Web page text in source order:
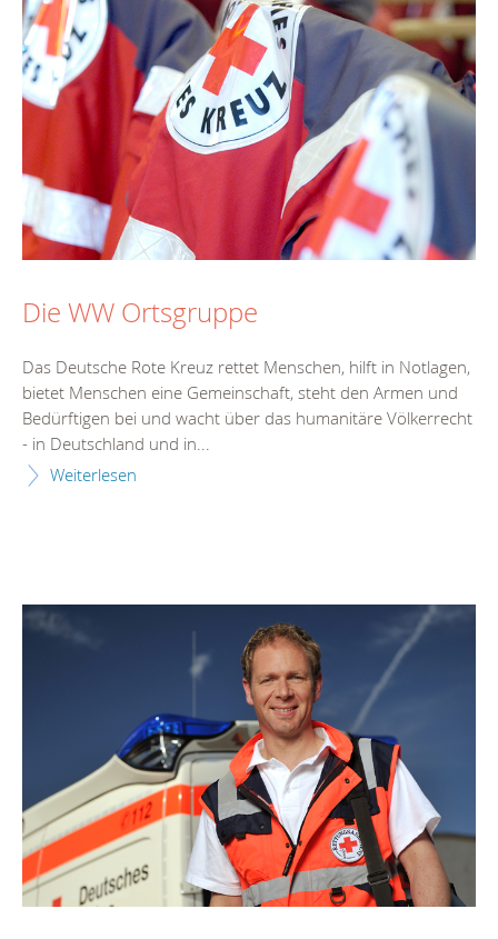
Die WW Ortsgruppe
Das Deutsche Rote Kreuz rettet Menschen, hilft in Notlagen,
bietet Menschen eine Gemeinschaft, steht den Armen und
Bedürftigen bei und wacht über das humanitäre Völkerrecht
- in Deutschland und in...
Weiterlesen